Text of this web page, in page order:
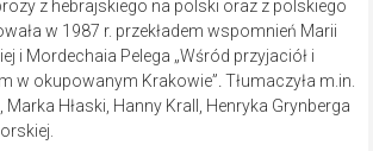
z hebrajskiego na polski oraz z polskiego
w 1987 r. przekładem wspomnień Marii
i Mordechaia Pelega „Wśród przyjaciół i
w okupowanym Krakowie” Tłumaczyła m.in.
Hłaski, Hanny Krall, Henryka Grynberga